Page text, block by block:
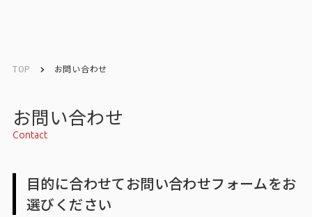
インテージの強み
TOP お問い合わせ
お問い合わせ
Contact
目的に合わせてお問い合わせフォームをお
選びください